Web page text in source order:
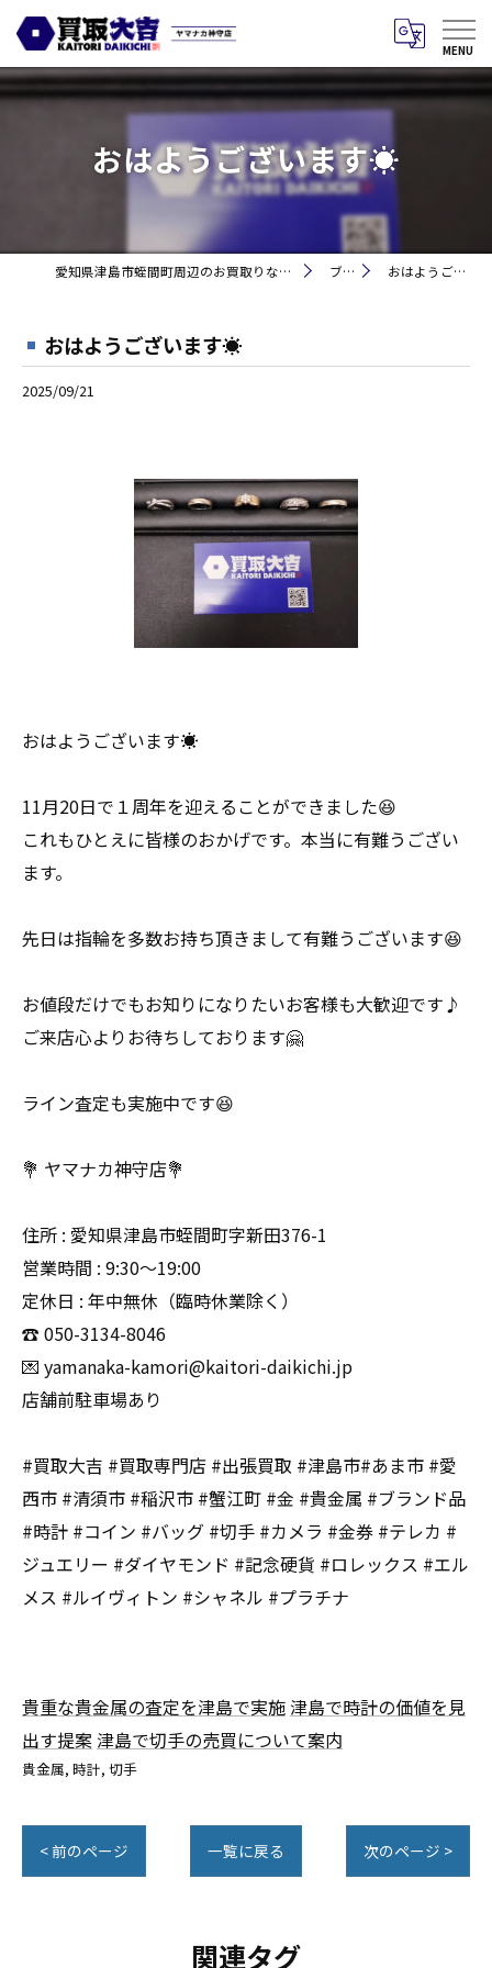
おはようございます☀
愛知県津島市蛭間町周辺のお買取りなら買取大吉 ヤマナカ神守店 ブログ おはようございます☀
おはようございます☀
2025/09/21
おはようございます☀
11月20日で１周年を迎えることができました😆
これもひとえに皆様のおかげです。本当に有難うござい
ます。
先日は指輪を多数お持ち頂きまして有難うございます😆
お値段だけでもお知りになりたいお客様も大歓迎です♪
ご来店心よりお待ちしております🤗
ライン査定も実施中です😆
💐 ヤマナカ神守店💐
住所 : 愛知県津島市蛭間町字新田376-1
営業時間 : 9:30〜19:00
定休日 : 年中無休（臨時休業除く）
☎️ 050-3134-8046
💌 yamanaka-kamori@kaitori-daikichi.jp
店舗前駐車場あり
#買取大吉 #買取専門店 #出張買取 #津島市#あま市 #愛
西市 #清須市 #稲沢市 #蟹江町 #金 #貴金属 #ブランド品
#時計 #コイン #バッグ #切手 #カメラ #金券 #テレカ #
ジュエリー #ダイヤモンド #記念硬貨 #ロレックス #エル
メス #ルイヴィトン #シャネル #プラチナ
貴重な貴金属の査定を津島で実施 津島で時計の価値を見
出す提案 津島で切手の売買について案内
貴金属 時計 切手
< 前のページ 一覧に戻る 次のページ >
関連タグ